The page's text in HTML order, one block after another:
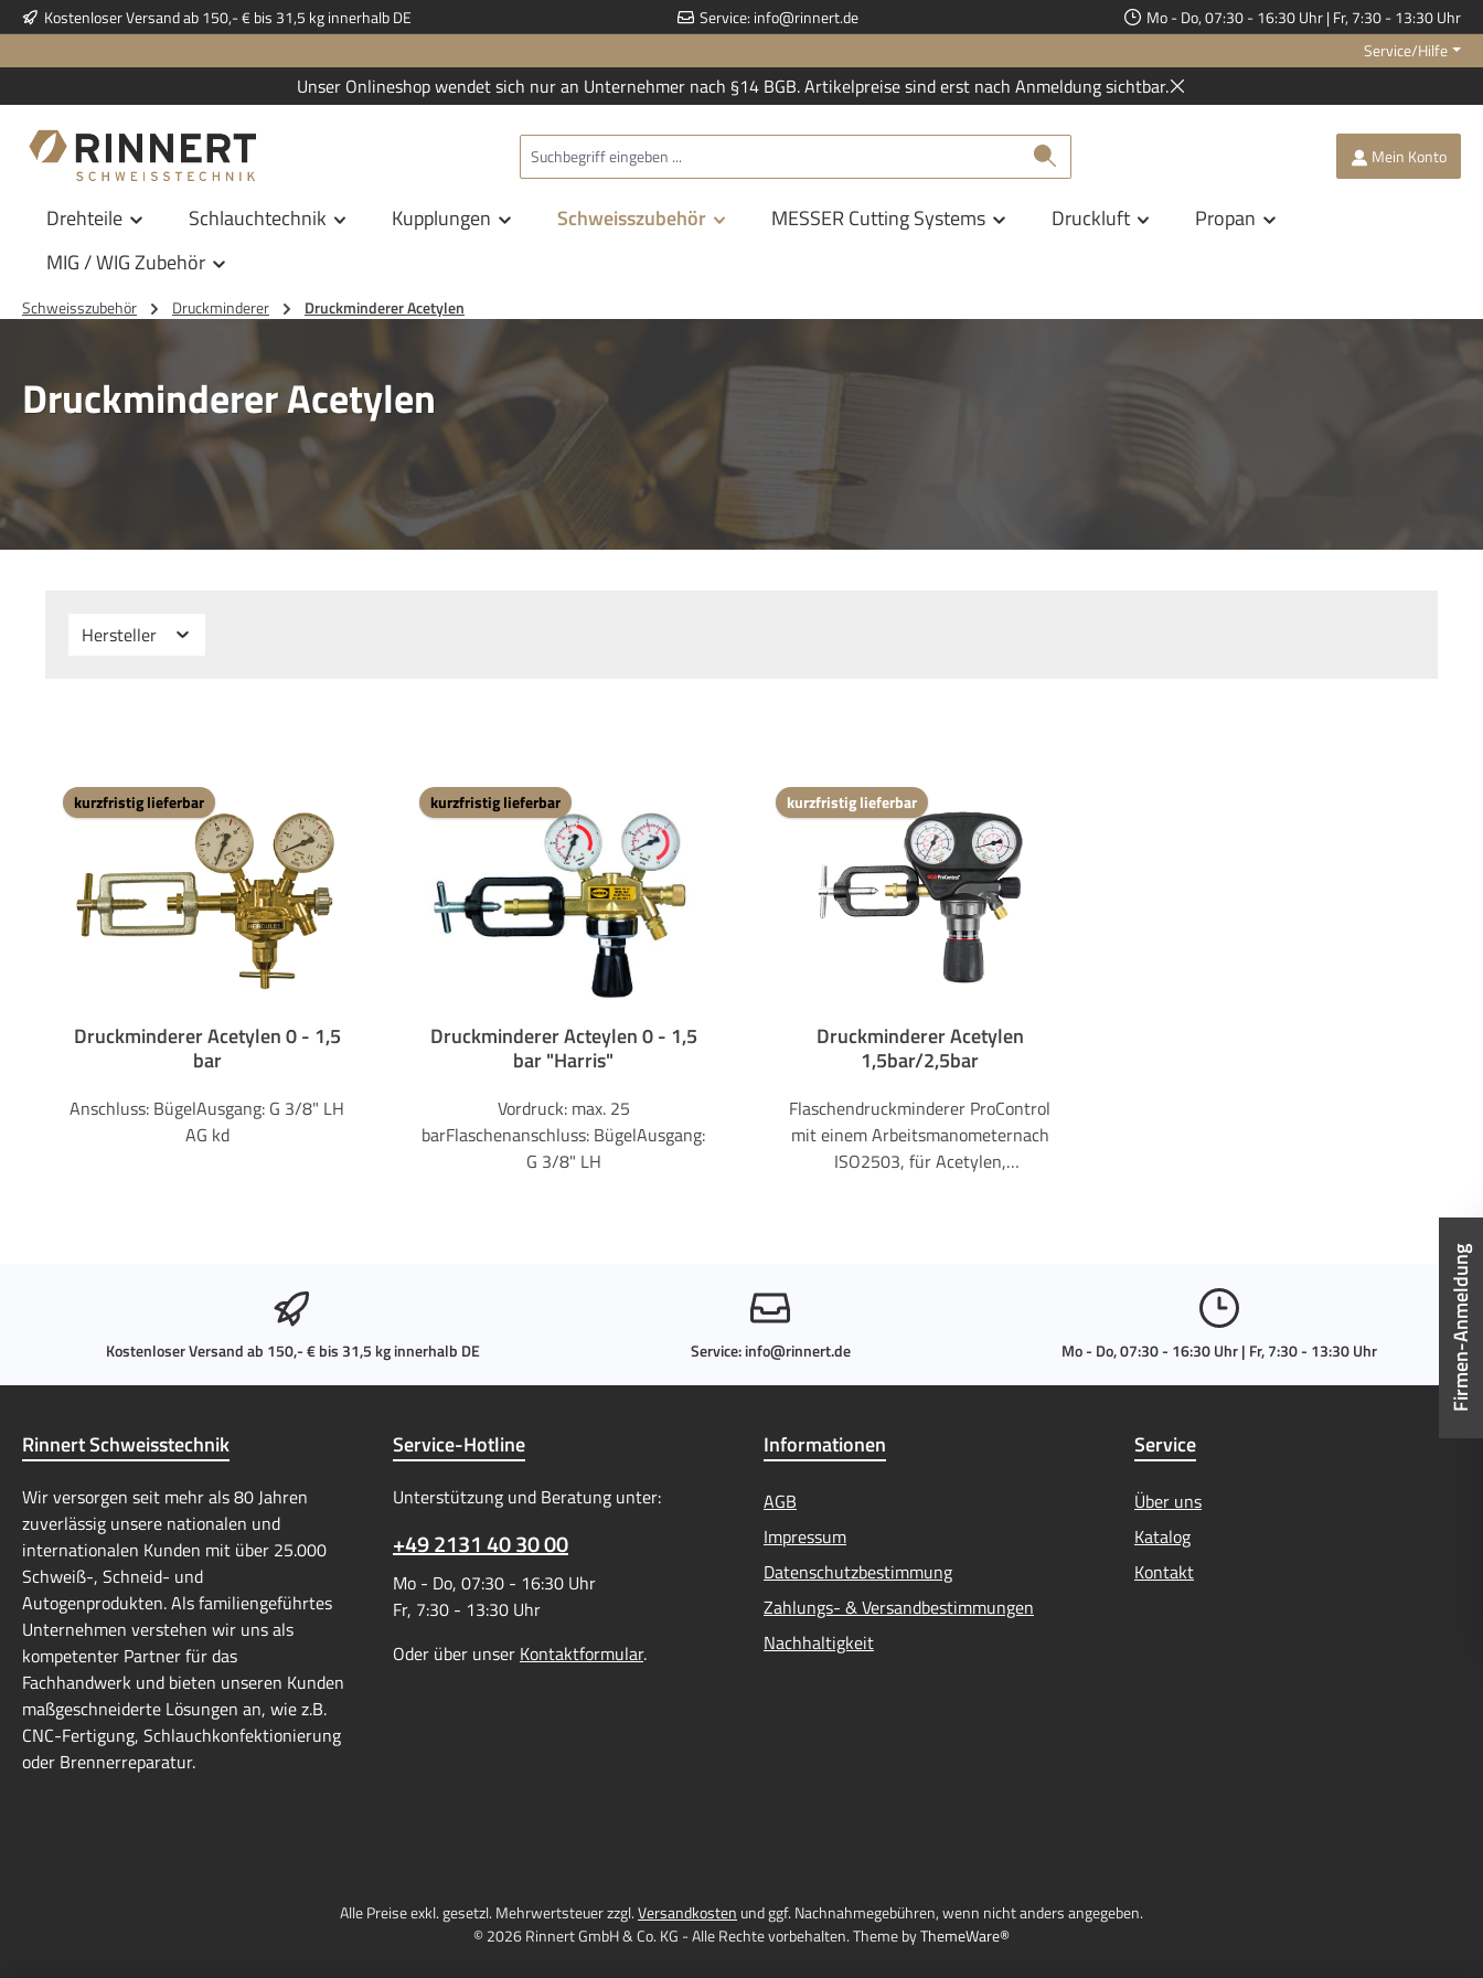
Hauptinhalt springen
Zur Suche springen
Zur Hauptnavigation springen
Kostenloser Versand ab 150,- € bis 31,5 kg innerhalb DE Service: info@rinnert.de
Mo - Do, 07:30 - 16:30 Uhr | Fr, 7:30 - 13:30 Uhr
Service/Hilfe
Unser Onlineshop wendet sich nur an Unternehmer nach §14 BGB. Artikelpreise sind erst nach Anmeldung sichtbar.
Mein Konto
Drehteile Schlauchtechnik Kupplungen Schweisszubehör MESSER Cutting Systems Druckluft
Propan
MIG / WIG Zubehör
Schweisszubehör Druckminderer Druckminderer Acetylen
Druckminderer Acetylen
Hersteller
kurzfristig lieferbar
Druckminderer Acetylen 0 - 1,5
bar
Anschluss: BügelAusgang: G 3/8" LH
AG kd
kurzfristig lieferbar
Druckminderer Acteylen 0 - 1,5
bar "Harris"
Vordruck: max. 25
barFlaschenanschluss: BügelAusgang:
G 3/8" LH
kurzfristig lieferbar
Druckminderer Acetylen
1,5bar/2,5bar
Flaschendruckminderer ProControl
mit einem Arbeitsmanometernach
ISO2503, für Acetylen,
Nr.3)Ausgangsverschraubung: G 3/8"
Kostenloser Versand ab 150,- € bis 31,5 kg innerhalb DE Service:info@rinnert.de Mo - Do, 07:30 - 16:30 Uhr | Fr, 7:30 - 13:30 Uhr
Rinnert Schweisstechnik
Wir versorgen seit mehr als 80 Jahren
zuverlässig unsere nationalen und
internationalen Kunden mit über 25.000
Schweiß-, Schneid- und
Autogenprodukten. Als familiengeführtes
Unternehmen verstehen wir uns als
kompetenter Partner für das
Fachhandwerk und bieten unseren Kunden
maßgeschneiderte Lösungen an, wie z.B.
CNC-Fertigung, Schlauchkonfektionierung
oder Brennerreparatur.
Service-Hotline
Unterstützung und Beratung unter:
+49 2131 40 30 00
Mo - Do, 07:30 - 16:30 Uhr
Fr, 7:30 - 13:30 Uhr
Oder über unser Kontaktformular.
Informationen
AGB
Impressum
Datenschutzbestimmung
Zahlungs- & Versandbestimmungen
Nachhaltigkeit
Service
Über uns
Katalog
Kontakt
Alle Preise exkl. gesetzl. Mehrwertsteuer zzgl.Versandkosten und ggf. Nachnahmegebühren, wenn nicht anders angegeben.
© 2026 Rinnert GmbH & Co. KG - Alle Rechte vorbehalten. Theme byThemeWare®
Firmen-Anmeldung